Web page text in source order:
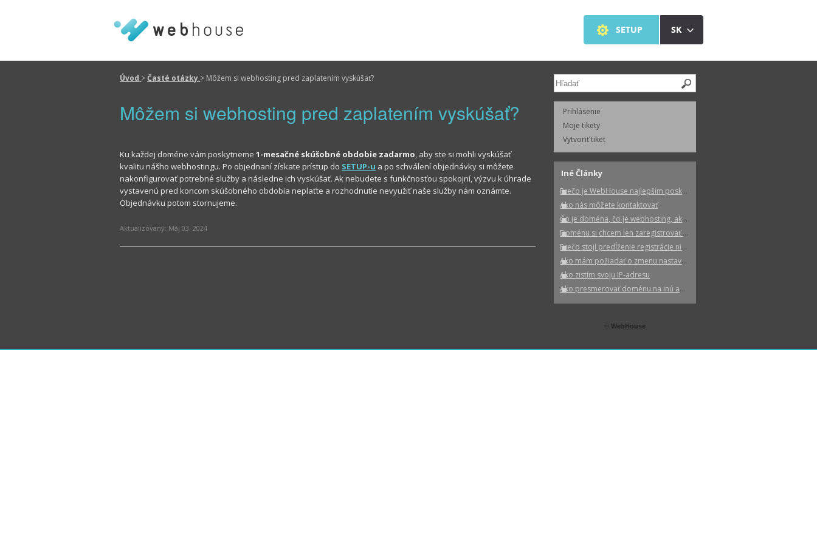
Úvod >Časté otázky > Môžem si webhosting pred zaplatením vyskúšať?
Môžem si webhosting pred zaplatením vyskúšať?
Ku každej doméne vám poskytneme1-mesačné skúšobné obdobie zadarmo, aby ste si mohli vyskúšať
kvalitu nášho webhostingu. Po objednaní získate prístup do SETUP-u a po schválení objednávky si môžete
nakonfigurovať potrebné služby a následne ich vyskúšať. Ak nebudete s funkčnosťou spokojní, výzvu k úhrade
vystavenú pred koncom skúšobného obdobia neplaťte a rozhodnutie nevyužiť naše služby nám oznámte.
Objednávku potom stornujeme.
Aktualizovaný: Máj 03, 2024
Prihlásenie
Moje tikety
Vytvoriť tiket
Iné Články
Prečo je WebHouse najlepším poskytovateľom webhostingu na Slovensku
Ako nás môžete kontaktovať
Čo je doména, čo je webhosting, aký je v tom rozdiel?
Doménu si chcem len zaregistrovať a prevádzkovať neskôr. Dá sa to?
Prečo stojí predĺženie registrácie niektorých domén viac ako registrácia?
Ako mám požiadať o zmenu nastavenia, služby, fakturačných údajov,...?
Ako zistím svoju IP-adresu
Ako presmerovať doménu na inú adresu
© WebHouse